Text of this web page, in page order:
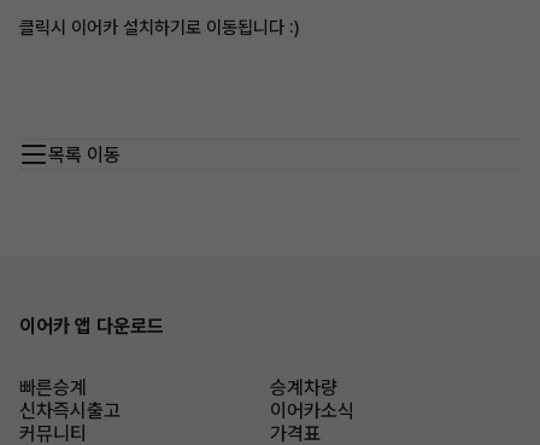
클릭시 이어카 설치하기로 이동됩니다 :)
목록 이동
이어카 앱 다운로드
빠른승계
승계차량
신차즉시출고
이어카소식
커뮤니티
가격표